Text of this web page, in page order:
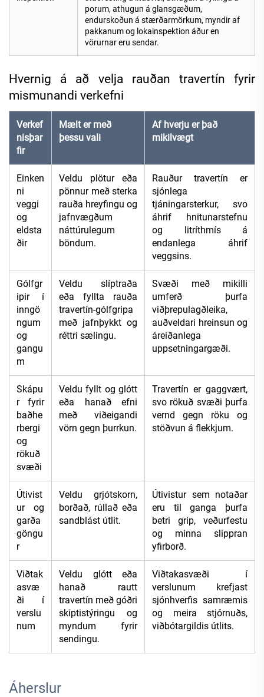
porum, athugun á glansgæðum,
endurskoðun á stærðarmörkum, myndir af
pakkanum og lokainspektion áður en
vörurnar eru sendar.
Hvernig á að velja rauðan travertín fyrir
mismunandi verkefni
Verkef
nisþar
fir
Mælt er með
þessu vali
Af hverju er það
mikilvægt
Einken
ni
veggi
og
eldsta
ðir
Veldu plötur eða
pönnur með sterka
rauða hreyfingu og
jafnvægðum
náttúrulegum
böndum.
Rauður travertín er
sjónlega
tjáningarsterkur, svo
áhrif hnitunarstefnu
og litríthmís á
endanlega áhrif
veggsins.
Gólfgr
ipir í
inngö
ngum
og
gangu
m
Veldu slíptraða
eða fyllta rauða
travertín-gólfgripa
með jafnþykkt og
réttri sælingu.
Svæði með mikilli
umferð þurfa
viðþrepulagðleika,
auðveldari hreinsun og
áreiðanlega
uppsetningargæði.
Skápu
r fyrir
baðhe
rbergi
og
rökuð
svæði
Veldu fyllt og glótt
eða hanað efni
með viðeigandi
vörn gegn þurrkun.
Travertín er gaggvært,
svo rökuð svæði þurfa
vernd gegn röku og
stöðvun á flekkjum.
Útivist
ur og
garða
göngu
r
Veldu grjótskorn,
borðað, rúllað eða
sandblást útlit.
Útivistur sem notaðar
eru til ganga þurfa
betri grip, veðurfestu
og minna slippran
yfirborð.
Viðtak
asvæ
ði í
verslu
num
Veldu glótt eða
hanað rautt
travertín með góðri
skiptistýringu og
myndum fyrir
sendingu.
Viðtakasvæði í
verslunum krefjast
sjónhverfis samræmis
og meira stjórnuðs,
viðbótargildis útlits.
Áherslur